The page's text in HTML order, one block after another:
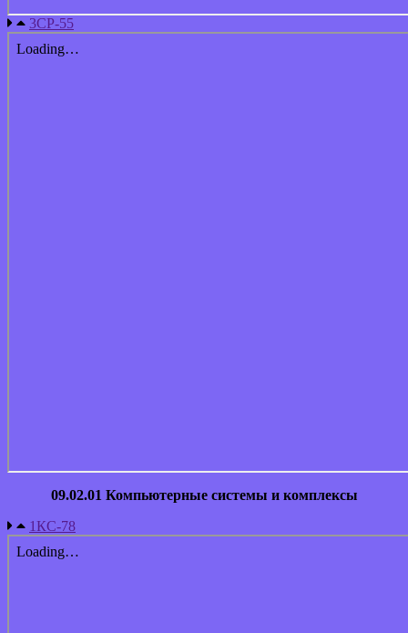
3СР-55
09.02.01 Компьютерные системы и комплексы
1КС-78